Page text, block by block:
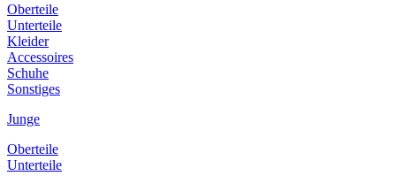
Oberteile
Unterteile
Kleider
Accessoires
Schuhe
Sonstiges
Junge
Oberteile
Unterteile